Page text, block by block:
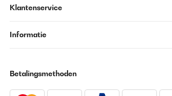
Klantenservice
Informatie
Betalingsmethoden